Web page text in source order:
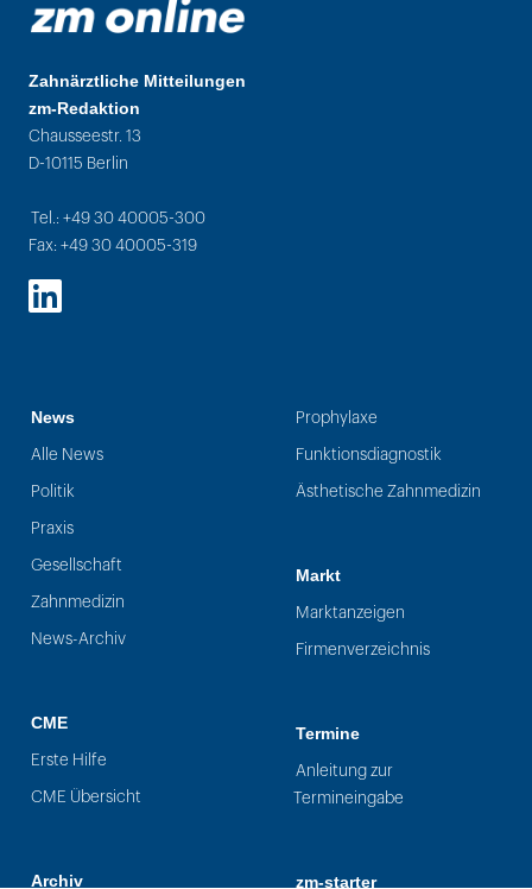
Zahnärztliche Mitteilungen
zm-Redaktion
Chausseestr. 13
D-10115 Berlin
Tel.: +49 30 40005-300
Fax: +49 30 40005-319
LinkedIn
News
Alle News
Politik
Praxis
Gesellschaft
Zahnmedizin
News-Archiv
CME
Erste Hilfe
CME Übersicht
Archiv
Prophylaxe
Funktionsdiagnostik
Ästhetische Zahnmedizin
Markt
Marktanzeigen
Firmenverzeichnis
Termine
Anleitung zur
Termineingabe
zm-starter